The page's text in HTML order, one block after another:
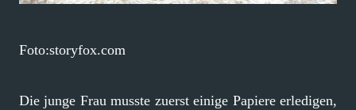
Foto:storyfox.com
Die junge Frau musste zuerst einige Papiere erledigen,